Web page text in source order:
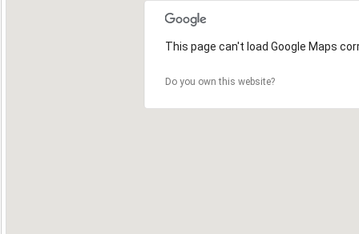
This page can't load Google Maps
Do you own this website?